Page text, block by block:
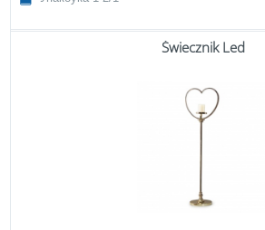
Świecznik Led